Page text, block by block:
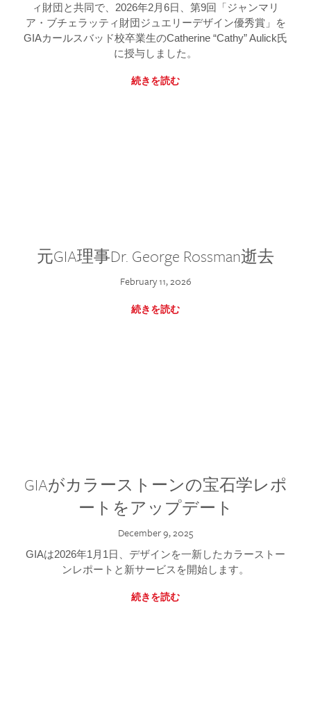
ィ財団と共同で、2026年2月6日、第9回「ジャンマリ
ア・ブチェラッティ財団ジュエリーデザイン優秀賞」を
GIAカールスバッド校卒業生のCatherine “Cathy” Aulick氏
に授与しました。
続きを読む
元GIA理事Dr. George Rossman逝去
February 11, 2026
続きを読む
GIAがカラーストーンの宝石学レポ
ートをアップデート
December 9, 2025
GIAは2026年1月1日、デザインを一新したカラーストー
ンレポートと新サービスを開始します。
続きを読む